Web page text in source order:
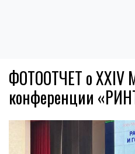
ФОТООТЧЕТ о XXIV
конференции